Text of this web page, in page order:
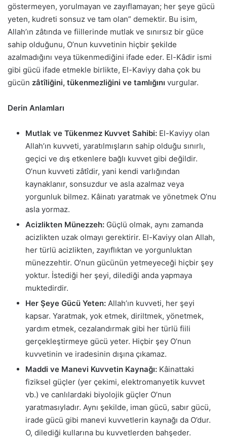
göstermeyen, yorulmayan ve zayıflamayan; her şeye gücü
yeten, kudreti sonsuz ve tam olan” demektir. Bu isim,
Allah’ın zâtında ve fiillerinde mutlak ve sınırsız bir güce
sahip olduğunu, O’nun kuvvetinin hiçbir şekilde
azalmadığını veya tükenmediğini ifade eder. El-Kâdir ismi
gibi gücü ifade etmekle birlikte, El-Kaviyy daha çok bu
gücün zâtîliğini, tükenmezliğini ve tamlığını vurgular.
Derin Anlamları
Mutlak ve Tükenmez Kuvvet Sahibi: El-Kaviyy olan
Allah’ın kuvveti, yaratılmışların sahip olduğu sınırlı,
geçici ve dış etkenlere bağlı kuvvet gibi değildir.
O’nun kuvveti zâtîdir, yani kendi varlığından
kaynaklanır, sonsuzdur ve asla azalmaz veya
yorgunluk bilmez. Kâinatı yaratmak ve yönetmek O’nu
asla yormaz.
Acizlikten Münezzeh: Güçlü olmak, aynı zamanda
acizlikten uzak olmayı gerektirir. El-Kaviyy olan Allah,
her türlü acizlikten, zayıflıktan ve yorgunluktan
münezzehtir. O’nun gücünün yetmeyeceği hiçbir şey
yoktur. İstediği her şeyi, dilediği anda yapmaya
muktedirdir.
Her Şeye Gücü Yeten: Allah’ın kuvveti, her şeyi
kapsar. Yaratmak, yok etmek, diriltmek, yönetmek,
yardım etmek, cezalandırmak gibi her türlü fiili
gerçekleştirmeye gücü yeter. Hiçbir şey O’nun
kuvvetinin ve iradesinin dışına çıkamaz.
Maddi ve Manevi Kuvvetin Kaynağı: Kâinattaki
fiziksel güçler (yer çekimi, elektromanyetik kuvvet
vb.) ve canlılardaki biyolojik güçler O’nun
yaratmasıyladır. Aynı şekilde, iman gücü, sabır gücü,
irade gücü gibi manevi kuvvetlerin kaynağı da O’dur.
O, dilediği kullarına bu kuvvetlerden bahşeder.